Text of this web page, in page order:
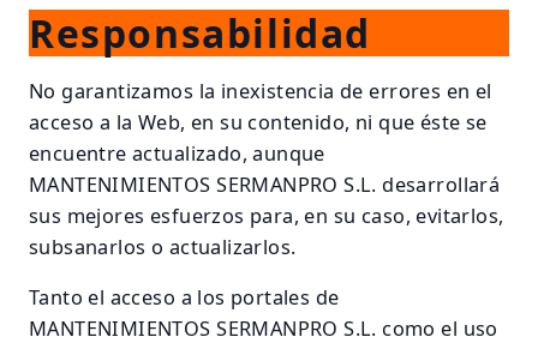
Responsabilidad
No garantizamos la inexistencia de errores en el
acceso a la Web, en su contenido, ni que éste se
encuentre actualizado, aunque
MANTENIMIENTOS SERMANPRO S.L. desarrollará
sus mejores esfuerzos para, en su caso, evitarlos,
subsanarlos o actualizarlos.
Tanto el acceso a los portales de
MANTENIMIENTOS SERMANPRO S.L. como el uso